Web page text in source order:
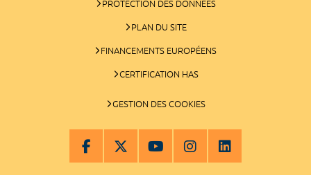
PROTECTION DES DONNÉES
PLAN DU SITE
FINANCEMENTS EUROPÉENS
CERTIFICATION HAS
GESTION DES COOKIES